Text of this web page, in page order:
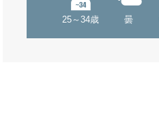
25～34歳 曇